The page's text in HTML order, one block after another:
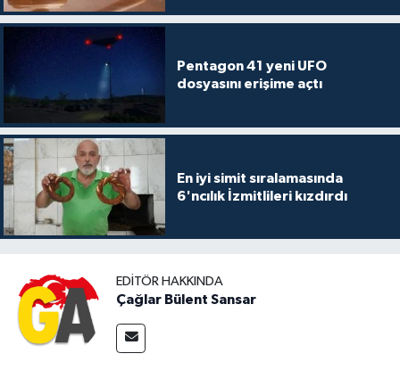
Pentagon 41 yeni UFO
dosyasını erişime açtı
En iyi simit sıralamasında
6'ncılık İzmitlileri kızdırdı
EDITÖR HAKKINDA
Çağlar Bülent Sansar